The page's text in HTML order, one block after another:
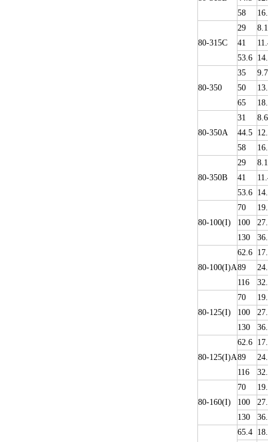
58
80-315C
29
8.1
41
53.6
80-350
35
50
65
80-350A
31
8.6
44.5
58
80-350B
29
8.1
41
53.6
80-100(I)
70
100
130
80-100(I)A
62.6
89
116
80-125(I)
70
100
130
80-125(I)A
62.6
89
116
80-160(I)
70
100
130
65.4